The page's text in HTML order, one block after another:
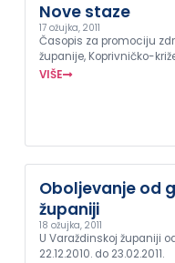
Nove staze
17 ožujka, 2011
Časopis za promociju
županije, Koprivničko-
VIŠE
Oboljevanje od
županiji
18 ožujka, 2011
U Varaždinskoj županiji
22.12.2010. do 23.02.2011.